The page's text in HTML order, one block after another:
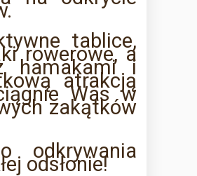
tablice,
rowerowe, a
hamakami i
atrakcją
Was w
zakątków
odkrywania
odsłonie!